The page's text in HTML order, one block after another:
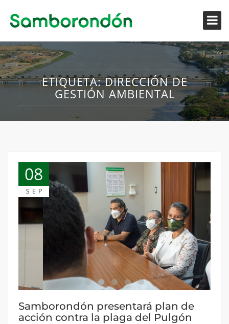
ETIQUETA:DIRECCIÓN DE
GESTIÓN AMBIENTAL
08
SEP
Samborondón presentará plan de
acción contra la plaga del Pulgón